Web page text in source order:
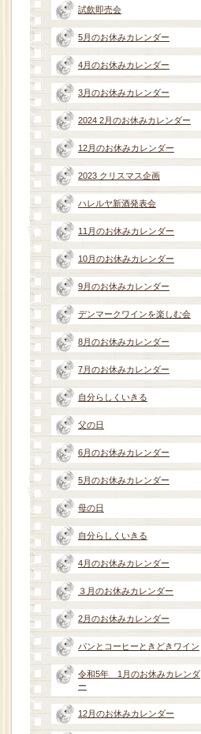
試飲即売会
5月のお休みカレンダー
4月のお休みカレンダー
3月のお休みカレンダー
2024 2月のお休みカレンダー
12月のお休みカレンダー
2023 クリスマス企画
ハレルヤ新酒発表会
11月のお休みカレンダー
10月のお休みカレンダー
9月のお休みカレンダー
デンマークワインを楽しむ会
8月のお休みカレンダー
7月のお休みカレンダー
自分らしくいきる
父の日
6月のお休みカレンダー
5月のお休みカレンダー
母の日
自分らしくいきる
4月のお休みカレンダー
３月のお休みカレンダー
2月のお休みカレンダー
パンとコーヒーときどきワイン
令和5年 1月のお休みカレンダ
ー
12月のお休みカレンダー